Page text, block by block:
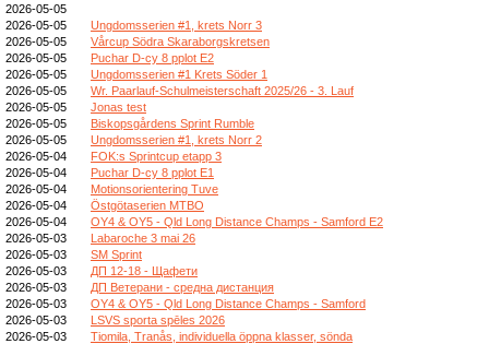
2026-05-05
2026-05-05
Ungdomsserien #1, krets Norr 3
2026-05-05
Vårcup Södra Skaraborgskretsen
2026-05-05
Puchar D-cy 8 pplot E2
2026-05-05
Ungdomsserien #1 Krets Söder 1
2026-05-05
Wr. Paarlauf-Schulmeisterschaft 2025/26 - 3. Lauf
2026-05-05
Jonas test
2026-05-05
Biskopsgårdens Sprint Rumble
2026-05-05
Ungdomsserien #1, krets Norr 2
2026-05-04
FOK:s Sprintcup etapp 3
2026-05-04
Puchar D-cy 8 pplot E1
2026-05-04
Motionsorientering Tuve
2026-05-04
Östgötaserien MTBO
2026-05-04
OY4 & OY5 - Qld Long Distance Champs - Samford E2
2026-05-03
Labaroche 3 mai 26
2026-05-03
SM Sprint
2026-05-03
ДП 12-18 - Щафети
2026-05-03
ДП Ветерани - средна дистанция
2026-05-03
OY4 & OY5 - Qld Long Distance Champs - Samford
2026-05-03
LSVS sporta spēles 2026
2026-05-03
Tiomila, Tranås, individuella öppna klasser, sönda